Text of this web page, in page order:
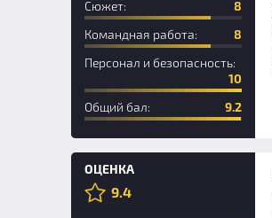
Сюжет:
8
Командная работа:
8
Персонал и безопасность:
10
Общий бал:
9.2
ОЦЕНКА
9.4